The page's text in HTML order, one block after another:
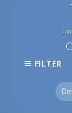
FILTER